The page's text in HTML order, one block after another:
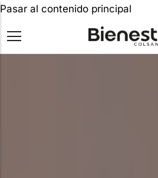
Pasar al contenido principal